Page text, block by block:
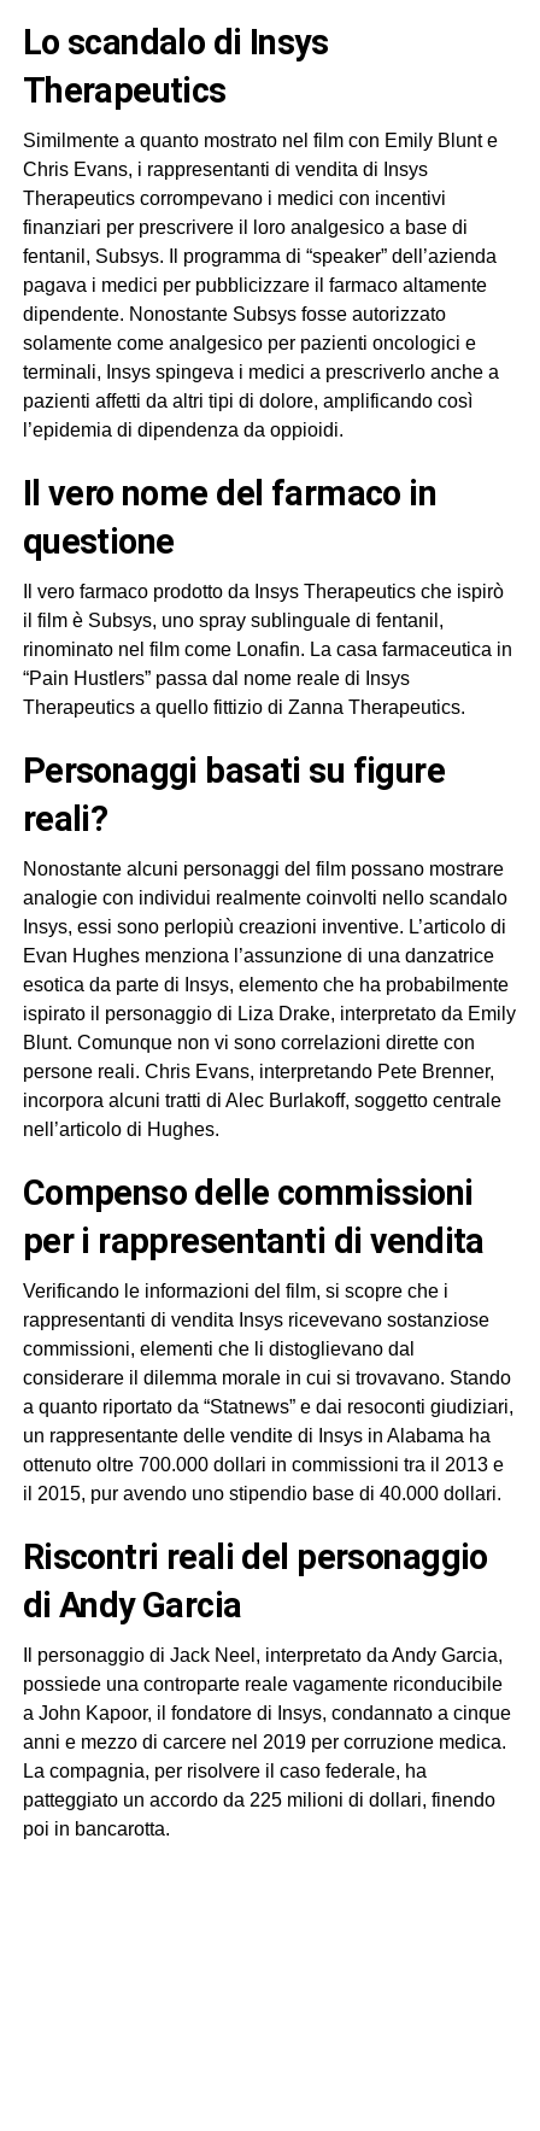
lo scandalo di Insys
Therapeutics
Similmente a quanto mostrato nel film con Emily Blunt e
Chris Evans, i rappresentanti di vendita di Insys
Therapeutics corrompevano i medici con incentivi
finanziari per prescrivere il loro analgesico a base di
fentanil, Subsys. Il programma di “speaker” dell’azienda
pagava i medici per pubblicizzare il farmaco altamente
dipendente. Nonostante Subsys fosse autorizzato
solamente come analgesico per pazienti oncologici e
terminali, Insys spingeva i medici a prescriverlo anche a
pazienti affetti da altri tipi di dolore, amplificando così
l’epidemia di dipendenza da oppioidi.
il vero nome del farmaco in
questione
Il vero farmaco prodotto da Insys Therapeutics che ispirò
il film è Subsys, uno spray sublinguale di fentanil,
rinominato nel film come Lonafin. La casa farmaceutica in
“Pain Hustlers” passa dal nome reale di Insys
Therapeutics a quello fittizio di Zanna Therapeutics.
personaggi basati su figure
reali?
Nonostante alcuni personaggi del film possano mostrare
analogie con individui realmente coinvolti nello scandalo
Insys, essi sono perlopiù creazioni inventive. L’articolo di
Evan Hughes menziona l’assunzione di una danzatrice
esotica da parte di Insys, elemento che ha probabilmente
ispirato il personaggio di Liza Drake, interpretato da Emily
Blunt. Comunque non vi sono correlazioni dirette con
persone reali. Chris Evans, interpretando Pete Brenner,
incorpora alcuni tratti di Alec Burlakoff, soggetto centrale
nell’articolo di Hughes.
compenso delle commissioni
per i rappresentanti di vendita
Verificando le informazioni del film, si scopre che i
rappresentanti di vendita Insys ricevevano sostanziose
commissioni, elementi che li distoglievano dal
considerare il dilemma morale in cui si trovavano. Stando
a quanto riportato da “Statnews” e dai resoconti giudiziari,
un rappresentante delle vendite di Insys in Alabama ha
ottenuto oltre 700.000 dollari in commissioni tra il 2013 e
il 2015, pur avendo uno stipendio base di 40.000 dollari.
riscontri reali del personaggio
di Andy Garcia
Il personaggio di Jack Neel, interpretato da Andy Garcia,
possiede una controparte reale vagamente riconducibile
a John Kapoor, il fondatore di Insys, condannato a cinque
anni e mezzo di carcere nel 2019 per corruzione medica.
La compagnia, per risolvere il caso federale, ha
patteggiato un accordo da 225 milioni di dollari, finendo
poi in bancarotta.